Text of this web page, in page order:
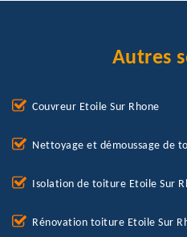
Autres
Couvreur Etoile Sur Rhone
Nettoyage et démoussage de
Isolation de toiture Etoile Sur
Rénovation toiture Etoile Sur